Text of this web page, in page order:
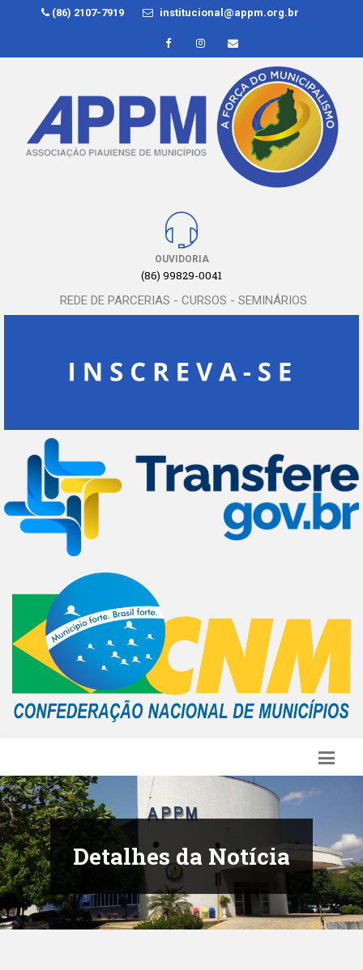
(86) 2107-7919 institucional@appm.org.br
OUVIDORIA
(86) 99829-0041
REDE DE PARCERIAS - CURSOS - SEMINÁRIOS
Detalhes da Notícia